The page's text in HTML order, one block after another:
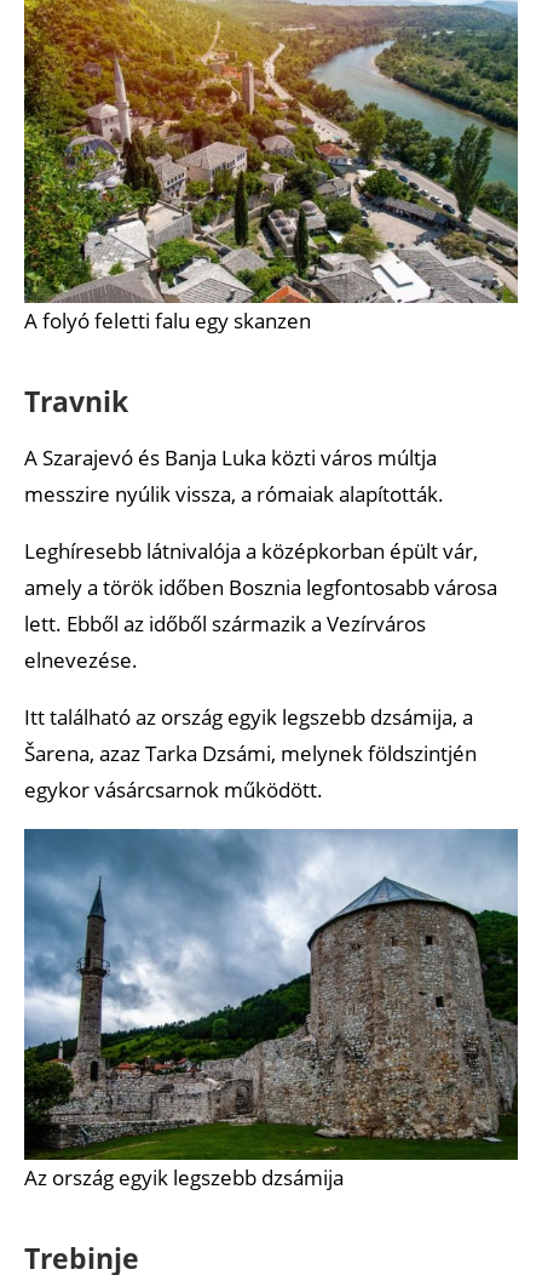
A folyó feletti falu egy skanzen
Travnik
A Szarajevó és Banja Luka közti város múltja
messzire nyúlik vissza, a rómaiak alapították.
Leghíresebb látnivalója a középkorban épült vár,
amely a török időben Bosznia legfontosabb városa
lett. Ebből az időből származik a Vezírváros
elnevezése.
Itt található az ország egyik legszebb dzsámija, a
Šarena, azaz Tarka Dzsámi, melynek földszintjén
egykor vásárcsarnok működött.
Az ország egyik legszebb dzsámija
Trebinje